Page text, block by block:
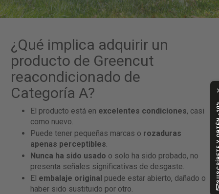
¿Qué implica adquirir un
producto de Greencut
reacondicionado de
Categoría A?
El producto está en excelentes condiciones, casi
como nuevo.
Puede tener pequeñas marcas o rozaduras
apenas perceptibles.
Nunca ha sido usado o solo ha sido probado, no
presenta señales significativas de desgaste.
El embalaje original puede estar abierto, dañado o
haber sido sustituido por otro.